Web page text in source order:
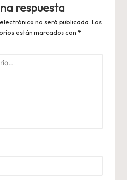
respuesta
no será publicada. Los
están marcados con *